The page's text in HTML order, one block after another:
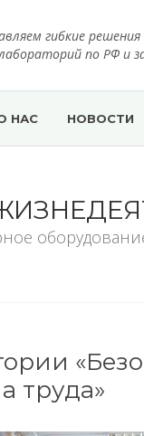
гибкие решения
по РФ и
НАС НОВОСТИ
труда»